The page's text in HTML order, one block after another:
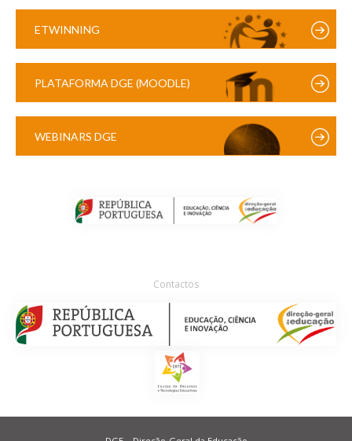
ETWINNING
PLATAFORMA DGE (MOODLE)
WEBINARS DGE
Contactos